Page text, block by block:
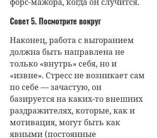
Совет 5. Посмотрите вокруг
Наконец, работа с выгоранием
должна быть направлена не
только «внутрь» себя, но и
«извне». Стресс не возникает сам
по себе — зачастую, он
базируется на каких-то внешних
раздражителях, которые, как и
мотивация, могут быть как
явными (постоянные